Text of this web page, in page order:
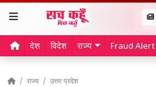
देश विदेश राज्य Fraud Alert
राज्य उत्तर प्रदेश